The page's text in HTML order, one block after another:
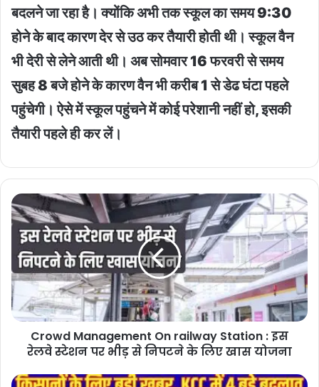
बदलने जा रहा है। क्योंकि अभी तक स्कूल का समय 9:30
होने के बाद कारण देर से उठ कर तैयारी होती थी। स्कूल वैन
भी देरी से लेने आती थी। अब सोमवार 16 फरवरी से समय
सुबह 8 बजे होने के कारण वैन भी करीब 1 से डेढ घंटा पहले
पहुंचेगी। ऐसे में स्कूल पहुंचने में कोई परेशानी नहीं हो, इसकी
तैयारी पहले ही कर लें।
Crowd
Management
On
railway
Station
:
इस
रेलवे
स्टेशन
निपटने
Crowd Management On railway Station : इस
रेलवे स्टेशन पर भीड़ से निपटने के लिए खास योजना
Kisan